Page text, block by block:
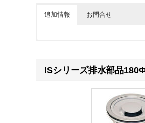
追加情報 お問合せ
会員の方はこちらからでも見積
ISシリーズ排水部品